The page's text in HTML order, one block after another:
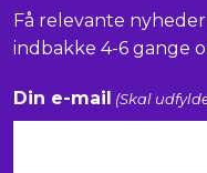
Få relevante
indbakke 4-6 gange
Din e-mail (Skal